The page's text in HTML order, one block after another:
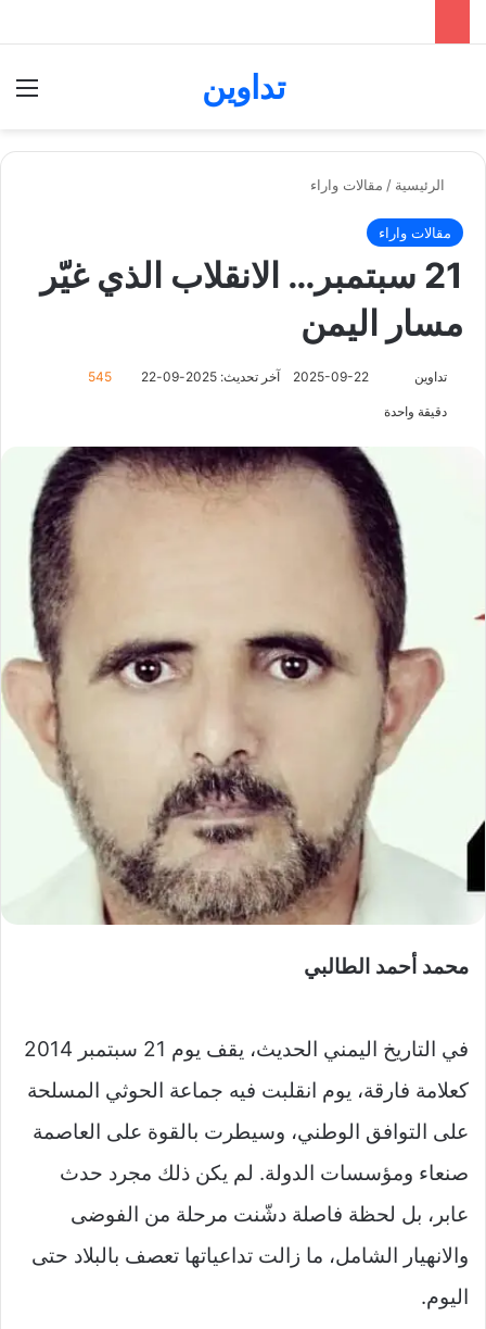
تداوين
الرئيسية / مقالات واراء
مقالات واراء
21 سبتمبر… الانقلاب الذي غيّر
مسار اليمن
تداوين 2025-09-22 آخر تحديث: 2025-09-22 545
دقيقة واحدة
محمد أحمد الطالبي
في التاريخ اليمني الحديث، يقف يوم 21 سبتمبر 2014
كعلامة فارقة، يوم انقلبت فيه جماعة الحوثي المسلحة
على التوافق الوطني، وسيطرت بالقوة على العاصمة
صنعاء ومؤسسات الدولة. لم يكن ذلك مجرد حدث
عابر، بل لحظة فاصلة دشّنت مرحلة من الفوضى
والانهيار الشامل، ما زالت تداعياتها تعصف بالبلاد حتى
اليوم.